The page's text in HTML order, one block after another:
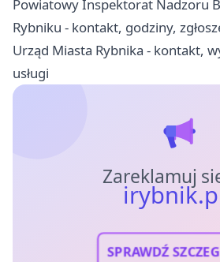
Powiatowy Inspektorat Nadzoru
Rybniku - kontakt, godziny,
Urząd Miasta Rybnika - kontakt,
usługi
Zareklamuj
SPRAWDŹ